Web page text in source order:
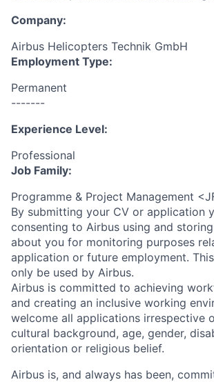
Company:
Airbus Helicopters Technik GmbH
Employment Type:
Permanent
-------
Experience Level:
Professional
Job Family:
Programme & Project Management
By submitting your CV or application
consenting to Airbus using and
about you for monitoring purposes
application or future employment.
only be used by Airbus.
Airbus is committed to achieving
and creating an inclusive working
welcome all applications irrespective
cultural background, age, gender,
orientation or religious belief.
Airbus is, and always has been,